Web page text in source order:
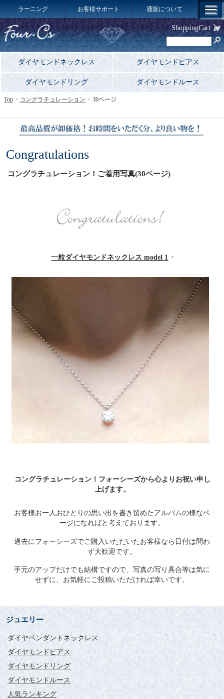
ラーニング お客様サポート 通販について
ダイヤモンドネックレス ダイヤモンドピアス
ダイヤモンドリング ダイヤモンドルース
Congratulations
コングラチュレーション！ご着用写真(30ページ)
一粒ダイヤモンドネックレス model 1
コングラチュレーション！フォーシーズから心よりお祝い申し
上げます。
お客様お一人おひとりの思い出を書き留めたアルバムの様なペ
ージになればと考えております。
過去にフォーシーズでご購入いただいたお客様なら日付は問わ
ず大歓迎です。
手元のアップだけでも結構ですので、写真の写り具合等は気に
せずに、お気軽にご投稿いただければ幸いです。
Top コングラチュレーション 30ページ
ShoppingCart
ジュエリー
ダイヤペンダントネックレス
ダイヤモンドピアス
ダイヤモンドリング
ダイヤモンドルース
人気ランキング